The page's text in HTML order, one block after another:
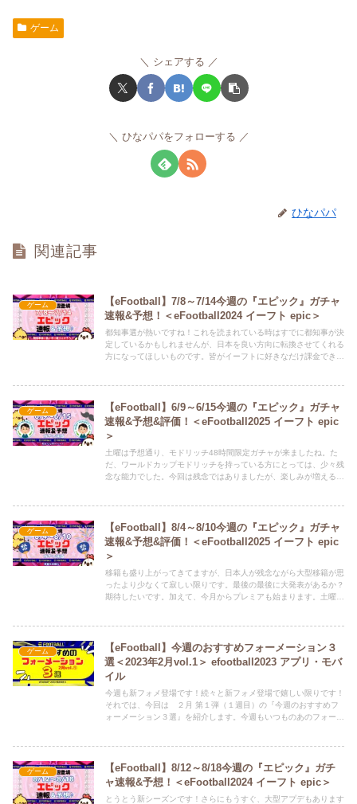
ゲーム
シェアする
ひなパパをフォローする
ひなパパ
関連記事
ゲーム
【eFootball】7/8～7/14今週の『エピック』ガチャ
速報&予想！＜eFootball2024 イーフト epic＞
都知事選が熱いですね！これを読まれている時はすでに都知事が決
定しているかもしれませんが、日本を良い方向に転換させてくれる
方になってほしいものです。皆がイーフトに好きなだけ課金できる
どうでも良いことつぶやいてます。 ⇒ @HINAandPAPA
ゲーム
【eFootball】6/9～6/15今週の『エピック』ガチャ
速報&予想&評価！＜eFootball2025 イーフト epic
＞
土曜は予想通り、モドリッチ48時間限定ガチャが来ましたね。た
だ、ワールドカップモドリッチを持っている方にとっては、少々残
念な能力でした。今回は残念ではありましたが、楽しみが増えるの
や、どうでも良いことつぶやいてます。 ⇒ @HINAandPAPA
ゲーム
【eFootball】8/4～8/10今週の『エピック』ガチャ
速報&予想&評価！＜eFootball2025 イーフト epic
＞
移籍も盛り上がってきてますが、日本人が残念ながら大型移籍が思
ったより少なくて寂しい限りです。最後の最後に大発表があるか？
期待したいです。加えて、今月からプレミアも始まります。土曜に
ます。Twitter（ひな担当）もよろしくお願いします。ひなちゃん
が、新記事の情報や、どうでも良いことつぶやいてます。 ⇒
@HINAandPAPA
ゲーム
【eFootball】今週のおすすめフォーメーション３
選＜2023年2月vol.1＞ efootball2023 アプリ・モバ
イル
今週も新フォメ登場です！続々と新フォメ登場で嬉しい限りです！
それでは、今回は ２月 第１弾（１週目）の『今週のおすすめフ
ォーメーション３選』を紹介します。今週もいつものあのフォーメ
ゲーム
【eFootball】8/12～8/18今週の『エピック』ガチ
ャ速報&予想！＜eFootball2024 イーフト epic＞
とうとう新シーズンです！さらにもうすぐ、大型アプデもあります